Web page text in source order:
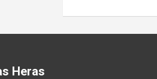
Heras